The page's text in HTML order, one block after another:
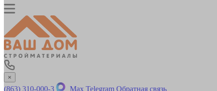
×
(863) 310-000-3 Max Telegram Обратная связь